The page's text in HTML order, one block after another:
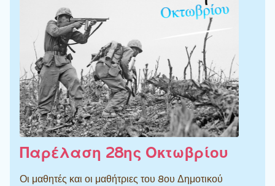
Παρέλαση 28ης Οκτωβρίου
Οι μαθητές και οι μαθήτριες του 8ου Δημοτικού